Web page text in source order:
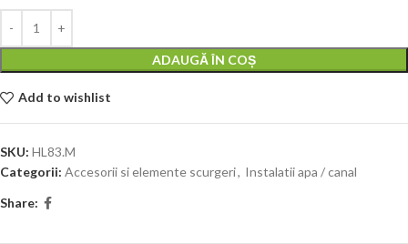
ADAUGĂ ÎN COȘ
Add to wishlist
SKU: HL83.M
Categorii: Accesorii si elemente scurgeri, Instalatii apa / canal
Share: